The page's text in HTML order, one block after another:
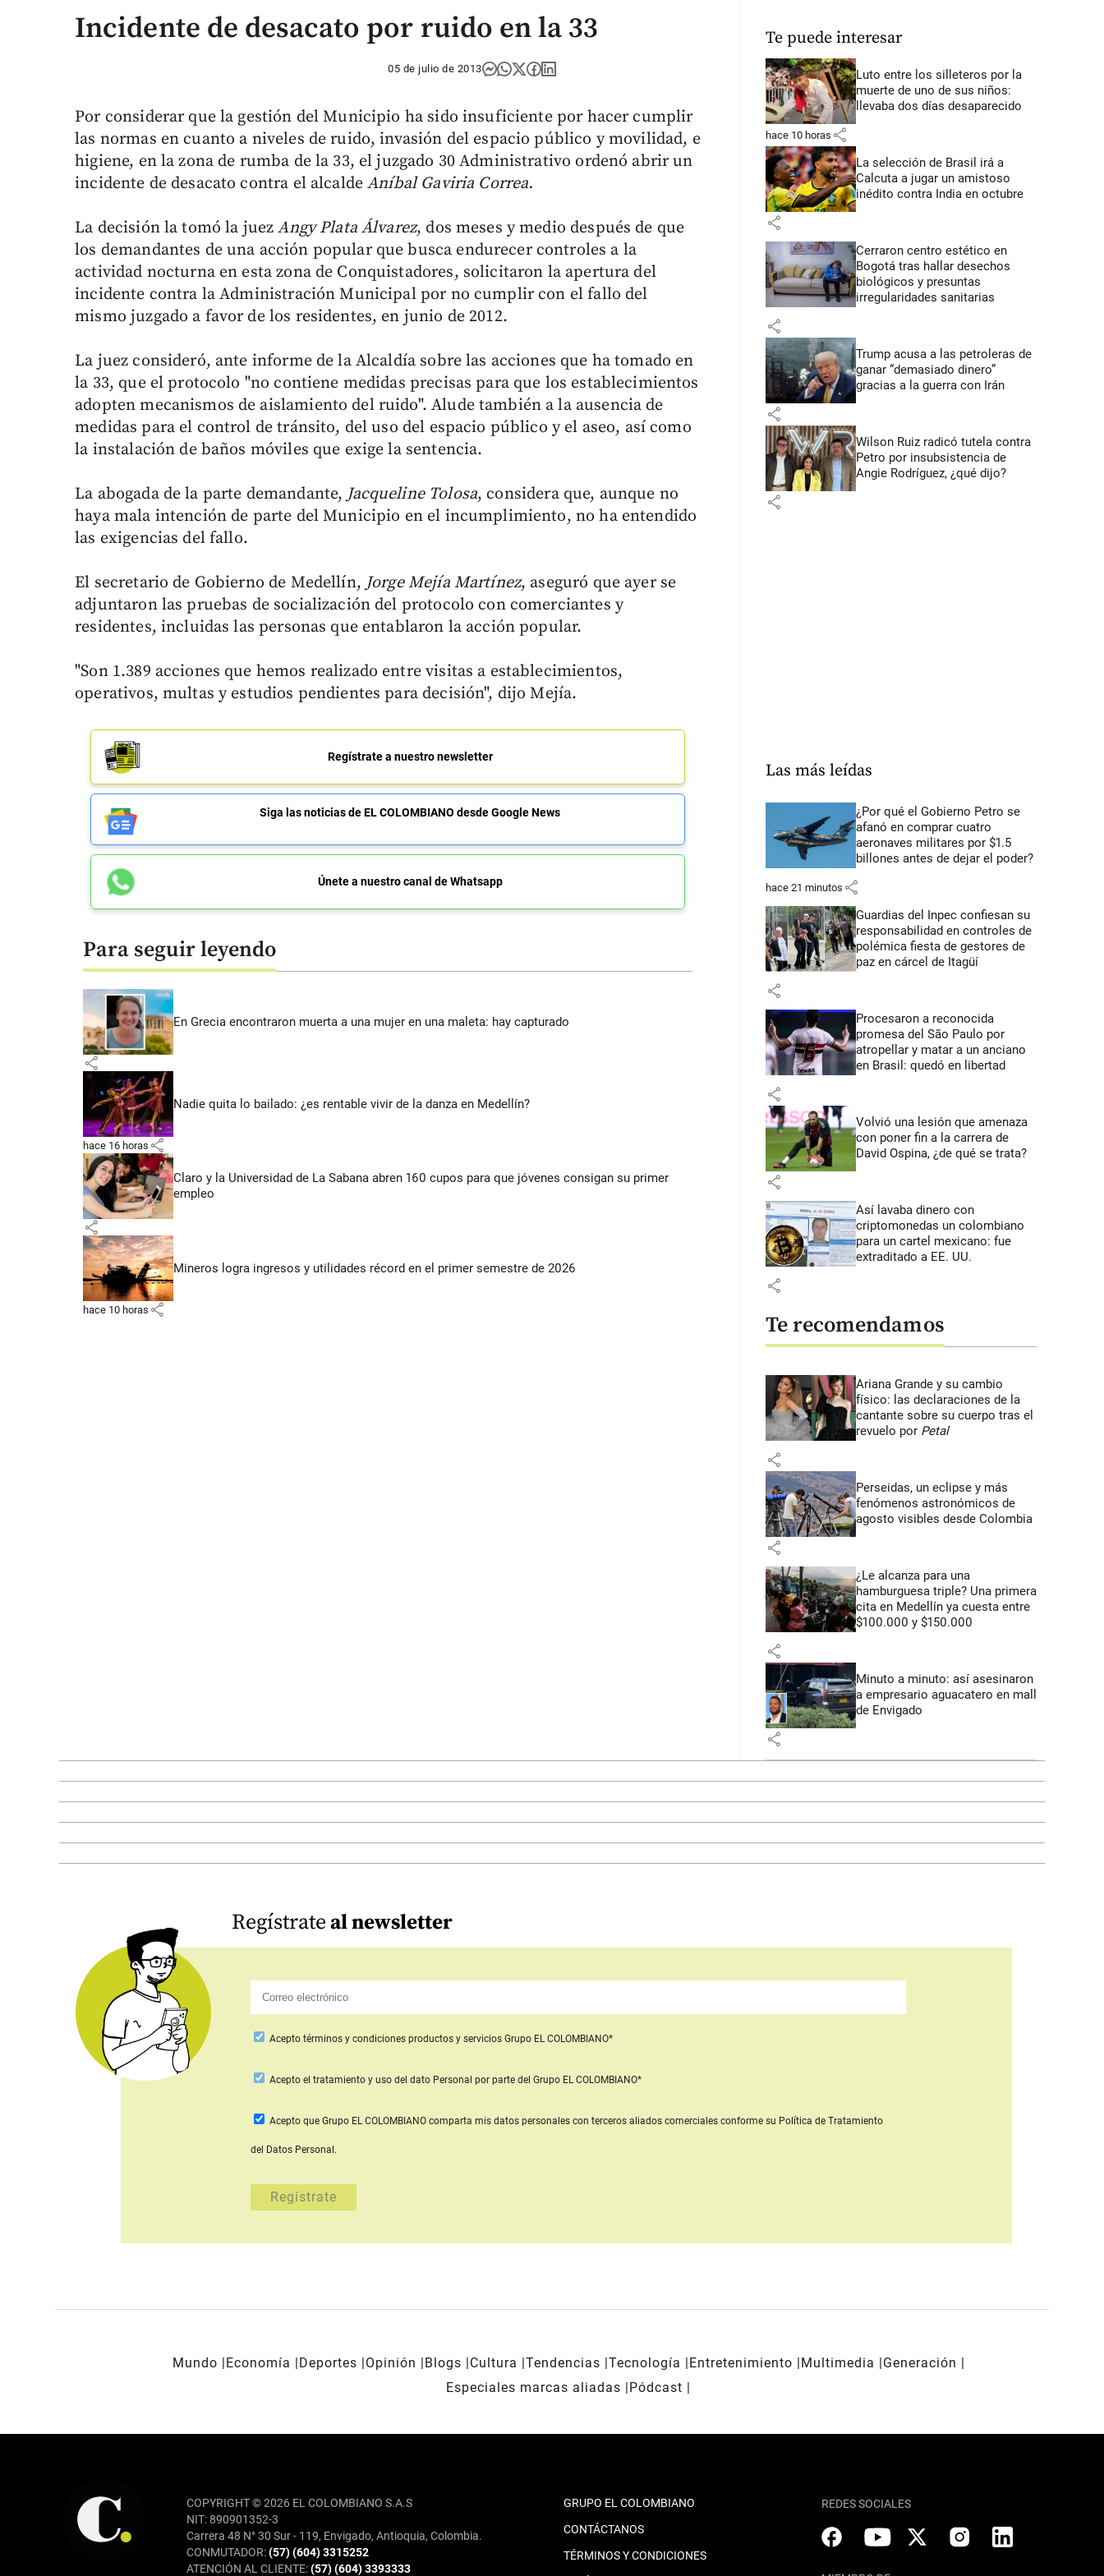
Incidente de desacato por ruido en la 33
05 de julio de 2013
Por considerar que la gestión del Municipio ha sido insuficiente por hacer cumplir
las normas en cuanto a niveles de ruido, invasión del espacio público y movilidad, e
higiene, en la zona de rumba de la 33, el juzgado 30 Administrativo ordenó abrir un
incidente de desacato contra el alcaldeAníbal Gaviria Correa.
La decisión la tomó la juezAngy Plata Álvarez, dos meses y medio después de que
los demandantes de una acción popular que busca endurecer controles a la
actividad nocturna en esta zona de Conquistadores, solicitaron la apertura del
incidente contra la Administración Municipal por no cumplir con el fallo del
mismo juzgado a favor de los residentes, en junio de 2012.
La juez consideró, ante informe de la Alcaldía sobre las acciones que ha tomado en
la 33, que el protocolo "no contiene medidas precisas para que los establecimientos
adopten mecanismos de aislamiento del ruido". Alude también a la ausencia de
medidas para el control de tránsito, del uso del espacio público y el aseo, así como
la instalación de baños móviles que exige la sentencia.
La abogada de la parte demandante, Jacqueline Tolosa, considera que, aunque no
haya mala intención de parte del Municipio en el incumplimiento, no ha entendido
las exigencias del fallo.
El secretario de Gobierno de Medellín,Jorge Mejía Martínez, aseguró que ayer se
adjuntaron las pruebas de socialización del protocolo con comerciantes y
residentes, incluidas las personas que entablaron la acción popular.
"Son 1.389 acciones que hemos realizado entre visitas a establecimientos,
operativos, multas y estudios pendientes para decisión", dijo Mejía.
Regístrate a nuestro newsletter
Siga las noticias de EL COLOMBIANO desde Google News
Únete a nuestro canal de Whatsapp
Para seguir leyendo
En Grecia encontraron muerta a una mujer en una maleta: hay capturado
share
Nadie quita lo bailado: ¿es rentable vivir de la danza en Medellín?
hace 16 horas share
Claro y la Universidad de La Sabana abren 160 cupos para que jóvenes consigan su primer
empleo
share
Mineros logra ingresos y utilidades récord en el primer semestre de 2026
hace 10 horas share
Te puede interesar
Luto entre los silleteros por la
muerte de uno de sus niños:
llevaba dos días desaparecido
hace 10 horas share
La selección de Brasil irá a
Calcuta a jugar un amistoso
inédito contra India en octubre
share
Cerraron centro estético en
Bogotá tras hallar desechos
biológicos y presuntas
irregularidades sanitarias
share
Trump acusa a las petroleras de
ganar “demasiado dinero”
gracias a la guerra con Irán
share
Wilson Ruiz radicó tutela contra
Petro por insubsistencia de
Angie Rodríguez, ¿qué dijo?
share
Las más leídas
¿Por qué el Gobierno Petro se
afanó en comprar cuatro
aeronaves militares por $1.5
billones antes de dejar el poder?
hace 21 minutos share
Guardias del Inpec confiesan su
responsabilidad en controles de
polémica fiesta de gestores de
paz en cárcel de Itagüí
share
Procesaron a reconocida
promesa del São Paulo por
atropellar y matar a un anciano
en Brasil: quedó en libertad
share
Volvió una lesión que amenaza
con poner fin a la carrera de
David Ospina, ¿de qué se trata?
share
Así lavaba dinero con
criptomonedas un colombiano
para un cartel mexicano: fue
extraditado a EE. UU.
share
Te recomendamos
Ariana Grande y su cambio
físico: las declaraciones de la
cantante sobre su cuerpo tras el
revuelo por Petal
share
Perseidas, un eclipse y más
fenómenos astronómicos de
agosto visibles desde Colombia
share
¿Le alcanza para una
hamburguesa triple? Una primera
cita en Medellín ya cuesta entre
$100.000 y $150.000
share
Minuto a minuto: así asesinaron
a empresario aguacatero en mall
de Envigado
share
Regístrateal newsletter
Acepto términos y condiciones productos y servicios Grupo EL COLOMBIANO*
Aceptoel tratamiento y uso del dato Personal por parte del Grupo EL COLOMBIANO*
Acepto que Grupo EL COLOMBIANO comparta mis datos personales con terceros aliados comercialesconforme su Política de Tratamiento
del Datos Personal.
Mundo Economía Deportes Opinión Blogs Cultura Tendencias Tecnología Entretenimiento Multimedia
Generación
Especiales marcas aliadas
Pódcast
COPYRIGHT © 2026 EL COLOMBIANO S.A.S
NIT: 890901352-3
Carrera 48 N° 30 Sur - 119, Envigado, Antioquia, Colombia.
CONMUTADOR:(57) (604) 3315252
ATENCIÓN AL CLIENTE:(57) (604) 3393333
GRUPO EL COLOMBIANO
CONTÁCTANOS
TÉRMINOS Y CONDICIONES
REDES SOCIALES